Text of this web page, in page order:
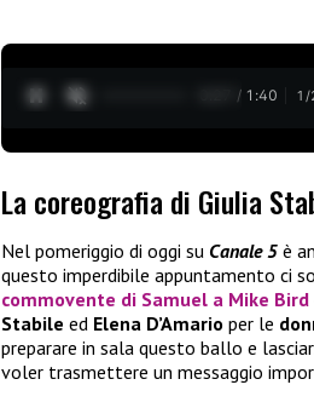
0:28 / 1:40 1 /
La coreografia di Giulia
Nel pomeriggio di oggi su Canale 5 è
questo imperdibile appuntamento ci
commovente di Samuel a Mike Bird
Stabile ed Elena D’Amario per le
preparare in sala questo ballo e
voler trasmettere un messaggio